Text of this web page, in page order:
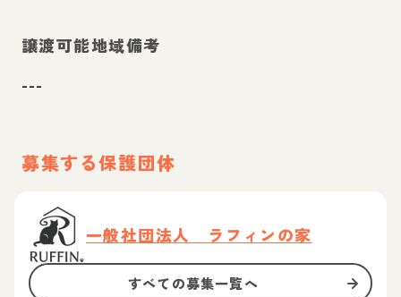
譲渡可能地域備考
---
募集する保護団体
一般社団法人 ラフィンの家
すべての募集一覧へ